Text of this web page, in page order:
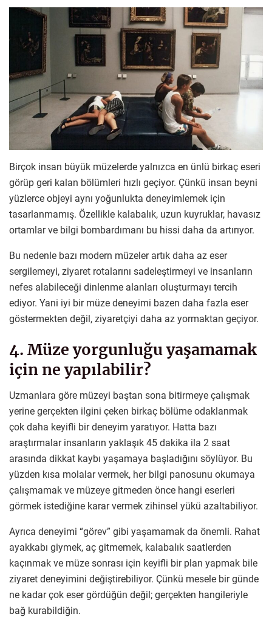
Birçok insan büyük müzelerde yalnızca en ünlü birkaç eseri
görüp geri kalan bölümleri hızlı geçiyor. Çünkü insan beyni
yüzlerce objeyi aynı yoğunlukta deneyimlemek için
tasarlanmamış. Özellikle kalabalık, uzun kuyruklar, havasız
ortamlar ve bilgi bombardımanı bu hissi daha da artırıyor.
Bu nedenle bazı modern müzeler artık daha az eser
sergilemeyi, ziyaret rotalarını sadeleştirmeyi ve insanların
nefes alabileceği dinlenme alanları oluşturmayı tercih
ediyor. Yani iyi bir müze deneyimi bazen daha fazla eser
göstermekten değil, ziyaretçiyi daha az yormaktan geçiyor.
4. Müze yorgunluğu yaşamamak
için ne yapılabilir?
Uzmanlara göre müzeyi baştan sona bitirmeye çalışmak
yerine gerçekten ilgini çeken birkaç bölüme odaklanmak
çok daha keyifli bir deneyim yaratıyor. Hatta bazı
araştırmalar insanların yaklaşık 45 dakika ila 2 saat
arasında dikkat kaybı yaşamaya başladığını söylüyor. Bu
yüzden kısa molalar vermek, her bilgi panosunu okumaya
çalışmamak ve müzeye gitmeden önce hangi eserleri
görmek istediğine karar vermek zihinsel yükü azaltabiliyor.
Ayrıca deneyimi “görev” gibi yaşamamak da önemli. Rahat
ayakkabı giymek, aç gitmemek, kalabalık saatlerden
kaçınmak ve müze sonrası için keyifli bir plan yapmak bile
ziyaret deneyimini değiştirebiliyor. Çünkü mesele bir günde
ne kadar çok eser gördüğün değil; gerçekten hangileriyle
bağ kurabildiğin.